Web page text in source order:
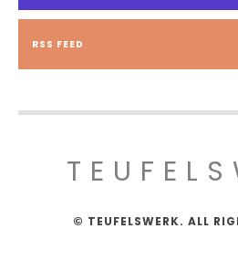
RSS FEED
© TEUFELSWERK. ALL